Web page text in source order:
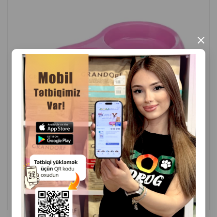
×
Страна производитель: Бельгия.
( Отзывы)
Масса Цена
Купить
4.50
КУПИТЬ